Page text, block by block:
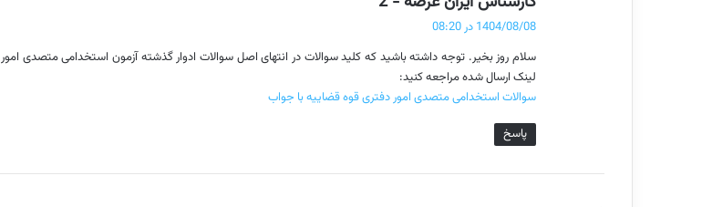
:
1404/08/08 در 08:20
سلام روز بخیر. توجه داشته باشید که کلید سوالات در انتهای اصل سوالات ادوار گذشته آزمون استخدامی متصدی
لینک ارسال شده مراجعه کنید:
سوالات استخدامی متصدی امور دفتری قوه قضاییه با جواب
پاسخ